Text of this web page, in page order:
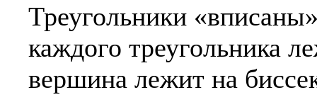
Треугольники
каждого треугольника
вершина лежит на